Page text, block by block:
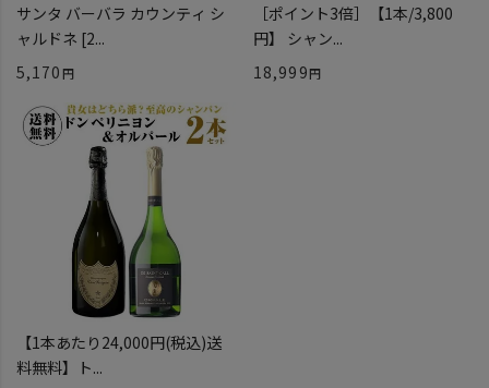
サンタ バーバラ カウンティ シ
ャルドネ [2...
5,170
［ポイント3倍］【1本/3,800
円】 シャン...
18,999
【1本あたり24,000円(税込)送
料無料】ト...